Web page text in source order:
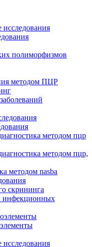
полиморфизмов
методом ПЦР
методом пцр
методом пцр,
методом nasba
скрининга
инфекционных